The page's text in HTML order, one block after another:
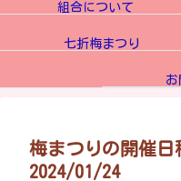
組合について
七折梅まつり
お
梅まつりの開催
2024/01/24